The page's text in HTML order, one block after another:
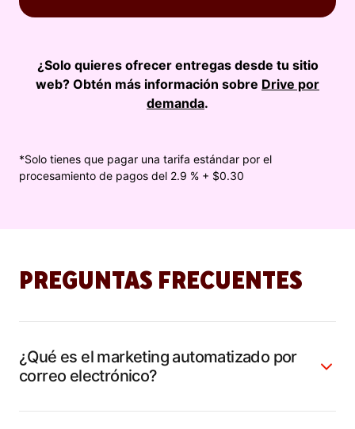
¿Solo quieres ofrecer entregas desde tu sitio
web? Obtén más información sobre Drive por
demanda.
*Solo tienes que pagar una tarifa estándar por el
procesamiento de pagos del 2.9 % + $0.30
PREGUNTAS FRECUENTES
¿Qué es el marketing automatizado por
correo electrónico?